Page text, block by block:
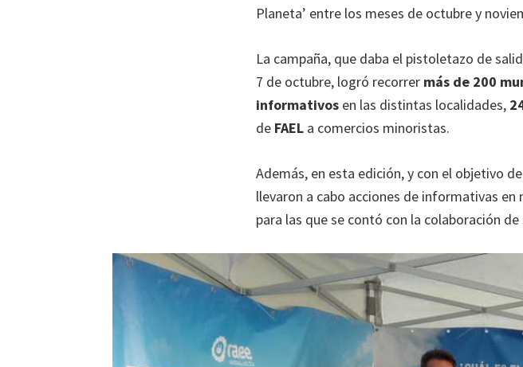
Planeta’ entre los meses de octubre y
La campaña, que daba el pistoletazo de
7 de octubre, logró recorrer más de 200
informativos en las distintas localidades,
de FAEL a comercios minoristas.
Además, en esta edición, y con el objetivo
llevaron a cabo acciones de informativas en
para las que se contó con la colaboración